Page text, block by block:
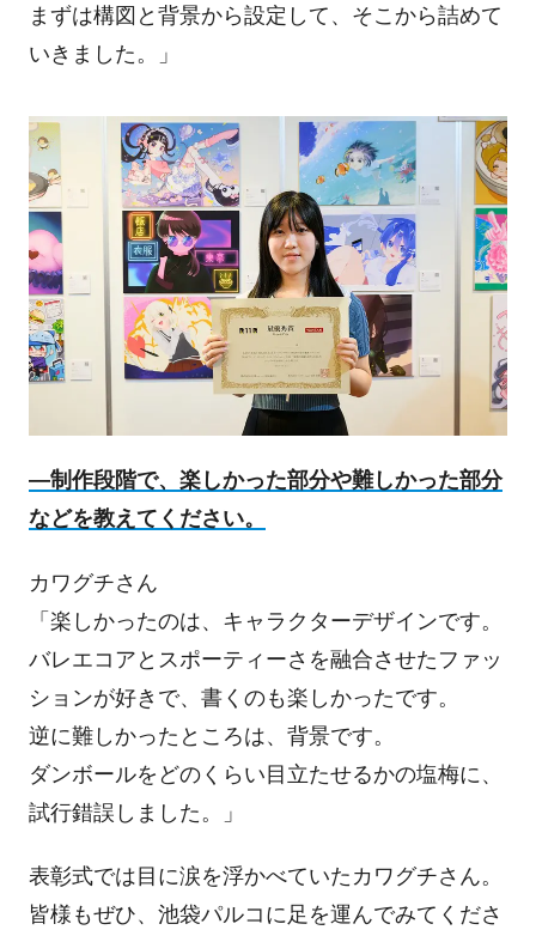
まずは構図と背景から設定して、そこから詰めて
いきました。」
―制作段階で、楽しかった部分や難しかった部分
などを教えてください。
カワグチさん
「楽しかったのは、キャラクターデザインです。
バレエコアとスポーティーさを融合させたファッ
ションが好きで、書くのも楽しかったです。
逆に難しかったところは、背景です。
ダンボールをどのくらい目立たせるかの塩梅に、
試行錯誤しました。」
表彰式では目に涙を浮かべていたカワグチさん。
皆様もぜひ、池袋パルコに足を運んでみてくださ